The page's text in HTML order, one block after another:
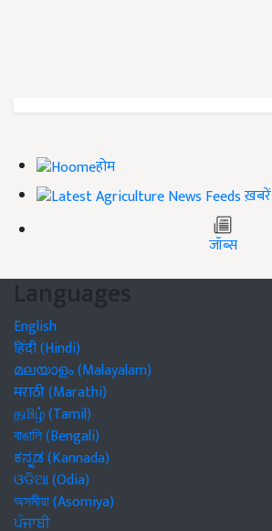
होम
ख़बरें
जॉब्स
Languages
English
हिंदी (Hindi)
മലയാളം (Malayalam)
मराठी (Marathi)
தமிழ் (Tamil)
বাঙালি (Bengali)
ಕನ್ನಡ (Kannada)
ଓଡିଆ (Odia)
অসমীয়া (Asomiya)
ਪੰਜਾਬੀ